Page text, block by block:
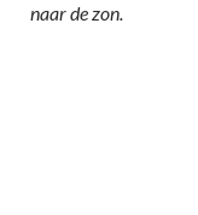
naar de zon.